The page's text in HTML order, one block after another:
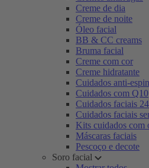
Creme de dia
Creme de noite
Óleo facial
BB & CC creams
Bruma facial
Creme com cor
Creme hidratante
Cuidados anti-
Cuidados com Q10
Cuidados faciais
Cuidados faciais
Kits cuidados com
Máscaras faciais
Pescoço e decote
Soro facial